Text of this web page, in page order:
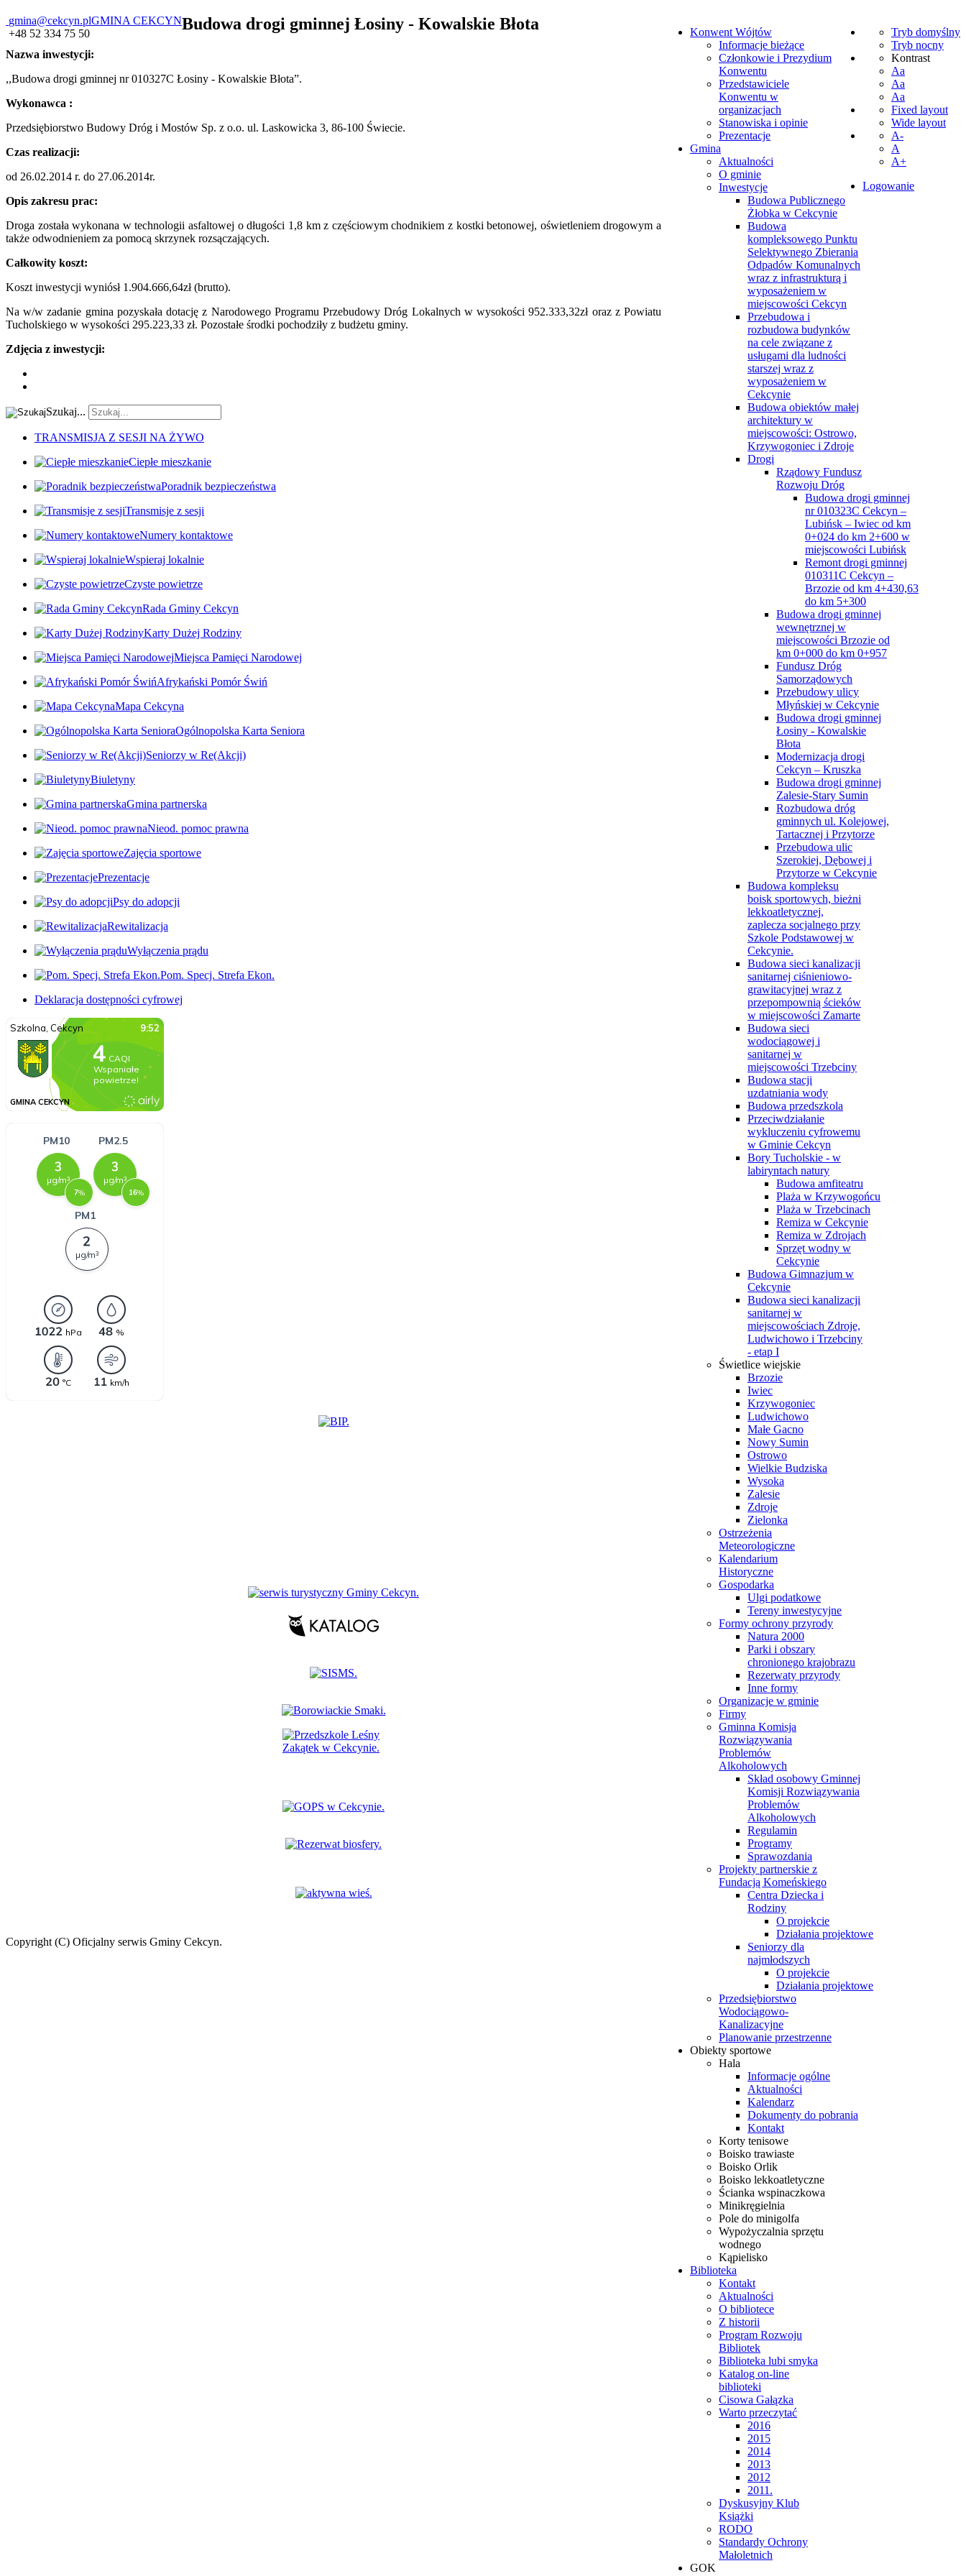
gmina@cekcyn.pl
+48 52 334 75 50
Tryb domyślny
Tryb nocny
Kontrast
Aa
Aa
Aa
Fixed layout
Wide layout
A-
A
A+
Logowanie
GMINA CEKCYN
Konwent Wójtów
Informacje bieżące
Członkowie i Prezydium
Konwentu
Przedstawiciele
Konwentu w
organizacjach
Stanowiska i opinie
Prezentacje
Gmina
Aktualności
O gminie
Inwestycje
Budowa Publicznego
Żłobka w Cekcynie
Budowa
kompleksowego Punktu
Selektywnego Zbierania
Odpadów Komunalnych
wraz z infrastrukturą i
wyposażeniem w
miejscowości Cekcyn
Przebudowa i
rozbudowa budynków
na cele związane z
usługami dla ludności
starszej wraz z
wyposażeniem w
Cekcynie
Budowa obiektów małej
architektury w
miejscowości: Ostrowo,
Krzywogoniec i Zdroje
Drogi
Rządowy Fundusz
Rozwoju Dróg
Budowa drogi gminnej
nr 010323C Cekcyn –
Lubińsk – Iwiec od km
0+024 do km 2+600 w
miejscowości Lubińsk
Remont drogi gminnej
010311C Cekcyn –
Brzozie od km 4+430,63
do km 5+300
Budowa drogi gminnej
wewnętrznej w
miejscowości Brzozie od
km 0+000 do km 0+957
Fundusz Dróg
Samorządowych
Przebudowy ulicy
Młyńskiej w Cekcynie
Budowa drogi gminnej
Łosiny - Kowalskie
Błota
Modernizacja drogi
Cekcyn – Kruszka
Budowa drogi gminnej
Zalesie-Stary Sumin
Rozbudowa dróg
gminnych ul. Kolejowej,
Tartacznej i Przytorze
Przebudowa ulic
Szerokiej, Dębowej i
Przytorze w Cekcynie
Budowa kompleksu
boisk sportowych, bieżni
lekkoatletycznej,
zaplecza socjalnego przy
Szkole Podstawowej w
Cekcynie.
Budowa sieci kanalizacji
sanitarnej ciśnieniowo-
grawitacyjnej wraz z
przepompownią ścieków
w miejscowości Zamarte
Budowa sieci
wodociągowej i
sanitarnej w
miejscowości Trzebciny
Budowa stacji
uzdatniania wody
Budowa przedszkola
Przeciwdziałanie
wykluczeniu cyfrowemu
w Gminie Cekcyn
Bory Tucholskie - w
labiryntach natury
Budowa amfiteatru
Plaża w Krzywogońcu
Plaża w Trzebcinach
Remiza w Cekcynie
Remiza w Zdrojach
Sprzęt wodny w
Cekcynie
Budowa Gimnazjum w
Cekcynie
Budowa sieci kanalizacji
sanitarnej w
miejscowościach Zdroje,
Ludwichowo i Trzebciny
- etap I
Świetlice wiejskie
Brzozie
Iwiec
Krzywogoniec
Ludwichowo
Małe Gacno
Nowy Sumin
Ostrowo
Wielkie Budziska
Wysoka
Zalesie
Zdroje
Zielonka
Ostrzeżenia
Meteorologiczne
Kalendarium
Historyczne
Gospodarka
Ulgi podatkowe
Tereny inwestycyjne
Formy ochrony przyrody
Natura 2000
Parki i obszary
chronionego krajobrazu
Rezerwaty przyrody
Inne formy
Organizacje w gminie
Firmy
Gminna Komisja
Rozwiązywania
Problemów
Alkoholowych
Skład osobowy Gminnej
Komisji Rozwiązywania
Problemów
Alkoholowych
Regulamin
Programy
Sprawozdania
Projekty partnerskie z
Fundacją Komeńskiego
Centra Dziecka i
Rodziny
O projekcie
Działania projektowe
Seniorzy dla
najmłodszych
O projekcie
Działania projektowe
Przedsiębiorstwo
Wodociągowo-
Kanalizacyjne
Planowanie przestrzenne
Obiekty sportowe
Hala
Informacje ogólne
Aktualności
Kalendarz
Dokumenty do pobrania
Kontakt
Korty tenisowe
Boisko trawiaste
Boisko Orlik
Boisko lekkoatletyczne
Ścianka wspinaczkowa
Minikręgielnia
Pole do minigolfa
Wypożyczalnia sprzętu
wodnego
Kąpielisko
Biblioteka
Kontakt
Aktualności
O bibliotece
Z historii
Program Rozwoju
Bibliotek
Biblioteka lubi smyka
Katalog on-line
biblioteki
Cisowa Gałązka
Warto przeczytać
2016
2015
2014
2013
2012
2011.
Dyskusyjny Klub
Książki
RODO
Standardy Ochrony
Małoletnich
GOK
Budowa drogi gminnej Łosiny - Kowalskie Błota
Nazwa inwestycji:
,,Budowa drogi gminnej nr 010327C Łosiny - Kowalskie Błota”.
Wykonawca :
Przedsiębiorstwo Budowy Dróg i Mostów Sp. z o.o. ul. Laskowicka 3, 86-100 Świecie.
Czas realizacji:
od 26.02.2014 r. do 27.06.2014r.
Opis zakresu prac:
Droga została wykonana w technologii asfaltowej o długości 1,8 km z częściowym chodnikiem z kostki betonowej, oświetleniem drogowym a
także odwodnieniem za pomocą skrzynek rozsączających.
Całkowity koszt:
Koszt inwestycji wyniósł 1.904.666,64zł(brutto).
Na w/w zadanie gmina pozyskała dotację z Narodowego Programu Przebudowy Dróg Lokalnych w wysokości 952.333,32zł oraz z Powiatu
Tucholskiego w wysokości 295.223,33 zł. Pozostałe środki pochodziły z budżetu gminy.
Zdjęcia z inwestycji:
Szukaj...
TRANSMISJA Z SESJI NA ŻYWO
Ciepłe mieszkanie
Poradnik bezpieczeństwa
Transmisje z sesji
Numery kontaktowe
Wspieraj lokalnie
Czyste powietrze
Rada Gminy Cekcyn
Karty Dużej Rodziny
Miejsca Pamięci Narodowej
Afrykański Pomór Świń
Mapa Cekcyna
Ogólnopolska Karta Seniora
Seniorzy w Re(Akcji)
Biuletyny
Gmina partnerska
Nieod. pomoc prawna
Zajęcia sportowe
Prezentacje
Psy do adopcji
Rewitalizacja
Wyłączenia prądu
Pom. Specj. Strefa Ekon.
Deklaracja dostępności cyfrowej
Copyright (C) Oficjalny serwis Gminy Cekcyn.